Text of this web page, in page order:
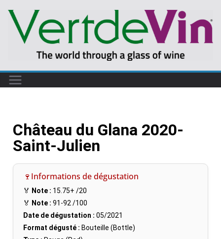
Château du Glana 2020-
Saint-Julien
🍷Informations de dégustation
🏅 Note : 15.75+ /20
🏅 Note : 91-92 /100
Date de dégustation : 05/2021
Format dégusté : Bouteille (Bottle)